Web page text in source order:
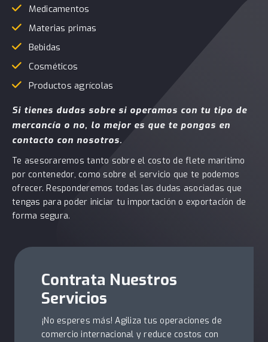
Medicamentos
Materias primas
Bebidas
Cosméticos
Productos agrícolas
Si tienes dudas sobre si operamos con tu tipo de
mercancía o no, lo mejor es que te pongas en
contacto con nosotros.
Te asesoraremos tanto sobre el costo de flete marítimo
por contenedor, como sobre el servicio que te podemos
ofrecer. Responderemos todas las dudas asociadas que
tengas para poder iniciar tu importación o exportación de
forma segura.
Contrata Nuestros
Servicios
¡No esperes más! Agiliza tus operaciones de
comercio internacional y reduce costos con